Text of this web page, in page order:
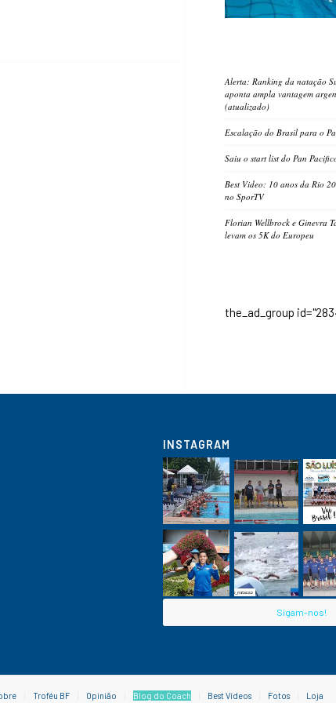
Alerta: Ranking da natação
aponta ampla vantagem
(atualizado)
Escalação do Brasil para o
Saiu o start list do Pan
Best Video: 10 anos da Rio
no SporTV
Florian Wellbrock e Ginevra
levam os 5K do Europeu
the_ad_group
INSTAGRAM
Sigam-nos!
Troféu BF Opinião Blog do Coach Best Vídeos Fotos Loja